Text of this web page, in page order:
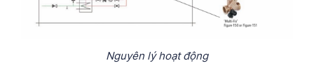
Nguyên lý hoạt động